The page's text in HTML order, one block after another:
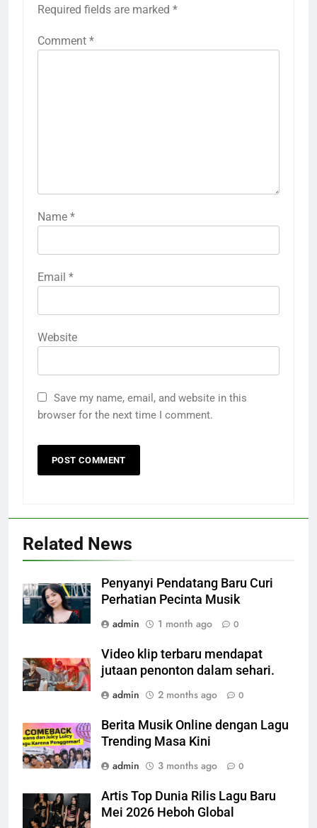
Required fields are marked *
Comment *
Name *
Email *
Website
Save my name, email, and website in this
browser for the next time I comment.
Related News
Penyanyi Pendatang Baru Curi
Perhatian Pecinta Musik
admin
1 month ago 0
Video klip terbaru mendapat
jutaan penonton dalam sehari.
admin
2 months ago 0
Berita Musik Online dengan Lagu
Trending Masa Kini
admin
3 months ago 0
Artis Top Dunia Rilis Lagu Baru
Mei 2026 Heboh Global